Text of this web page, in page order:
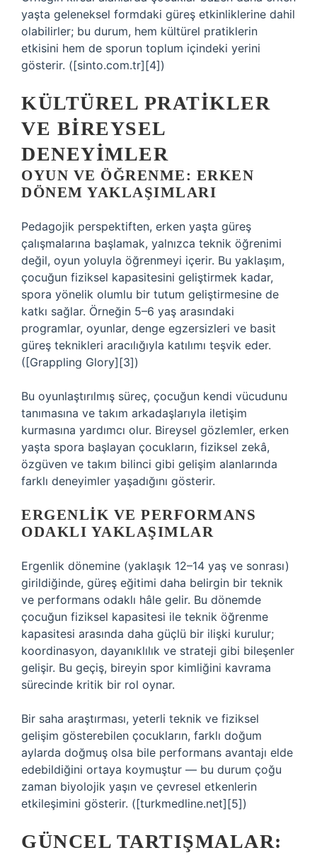
yaşta geleneksel formdaki güreş etkinliklerine dahil
olabilirler; bu durum, hem kültürel pratiklerin
etkisini hem de sporun toplum içindeki yerini
gösterir. ([sinto.com.tr][4])
KÜLTÜREL PRATIKLER
VE BIREYSEL
DENEYIMLER
OYUN VE ÖĞRENME: ERKEN
DÖNEM YAKLAŞIMLARI
Pedagojik perspektiften, erken yaşta güreş
çalışmalarına başlamak, yalnızca teknik öğrenimi
değil, oyun yoluyla öğrenmeyi içerir. Bu yaklaşım,
çocuğun fiziksel kapasitesini geliştirmek kadar,
spora yönelik olumlu bir tutum geliştirmesine de
katkı sağlar. Örneğin 5–6 yaş arasındaki
programlar, oyunlar, denge egzersizleri ve basit
güreş teknikleri aracılığıyla katılımı teşvik eder.
([Grappling Glory][3])
Bu oyunlaştırılmış süreç, çocuğun kendi vücudunu
tanımasına ve takım arkadaşlarıyla iletişim
kurmasına yardımcı olur. Bireysel gözlemler, erken
yaşta spora başlayan çocukların, fiziksel zekâ,
özgüven ve takım bilinci gibi gelişim alanlarında
farklı deneyimler yaşadığını gösterir.
ERGENLIK VE PERFORMANS
ODAKLI YAKLAŞIMLAR
Ergenlik dönemine (yaklaşık 12–14 yaş ve sonrası)
girildiğinde, güreş eğitimi daha belirgin bir teknik
ve performans odaklı hâle gelir. Bu dönemde
çocuğun fiziksel kapasitesi ile teknik öğrenme
kapasitesi arasında daha güçlü bir ilişki kurulur;
koordinasyon, dayanıklılık ve strateji gibi bileşenler
gelişir. Bu geçiş, bireyin spor kimliğini kavrama
sürecinde kritik bir rol oynar.
Bir saha araştırması, yeterli teknik ve fiziksel
gelişim gösterebilen çocukların, farklı doğum
aylarda doğmuş olsa bile performans avantajı elde
edebildiğini ortaya koymuştur — bu durum çoğu
zaman biyolojik yaşın ve çevresel etkenlerin
etkileşimini gösterir. ([turkmedline.net][5])
GÜNCEL TARTIŞMALAR: